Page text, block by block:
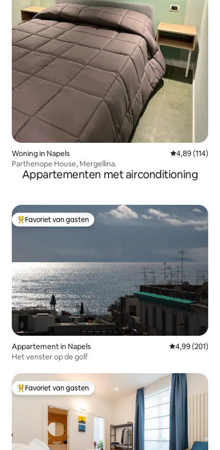
Woning in Napels Gemiddelde
4,89 (114)
Parthenope House, Mergellina.
Appartementen met airconditioning
Topfavoriet van gasten
Favoriet van gasten
Appartement in Napels Gemiddelde
4,99 (201)
Het venster op de golf
Topfavoriet van gasten
Favoriet van gasten